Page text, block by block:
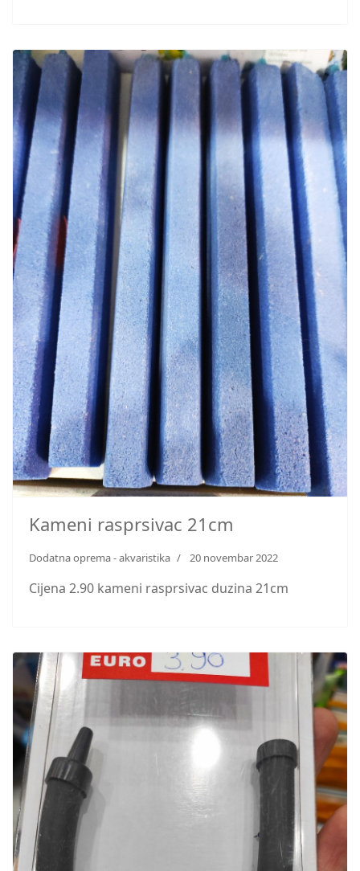
Kameni rasprsivac 21cm
Dodatna oprema - akvaristika 20 novembar 2022
Cijena 2.90 kameni rasprsivac duzina 21cm